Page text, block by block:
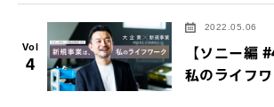
Vol
4
2022.05.06
【ソニー編
私のライフ